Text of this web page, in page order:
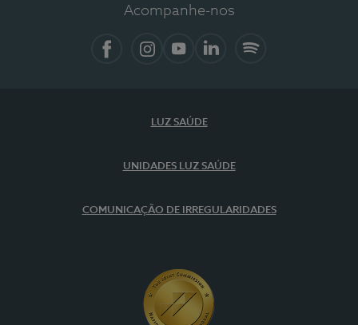
Acompanhe-nos
LUZ SAÚDE
UNIDADES LUZ SAÚDE
COMUNICAÇÃO DE IRREGULARIDADES